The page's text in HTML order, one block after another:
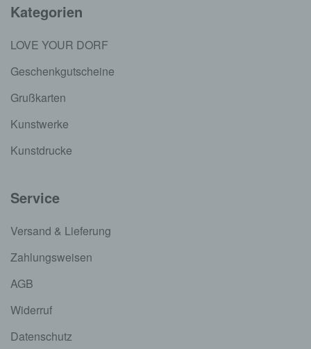
Kategorien
LOVE YOUR DORF
Geschenkgutscheine
Grußkarten
Kunstwerke
Kunstdrucke
Service
Versand & Lieferung
Zahlungsweisen
AGB
Widerruf
Datenschutz